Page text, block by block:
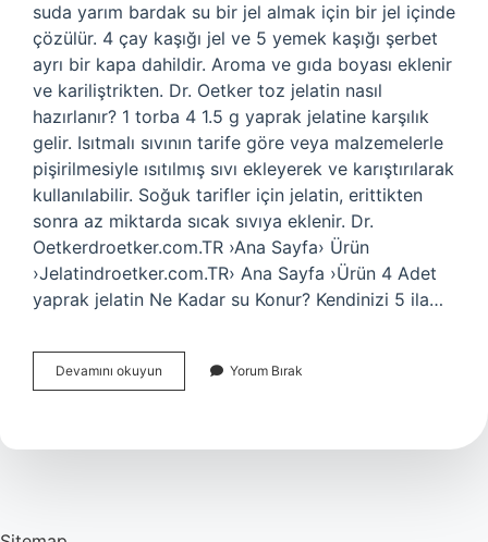
suda yarım bardak su bir jel almak için bir jel içinde
çözülür. 4 çay kaşığı jel ve 5 yemek kaşığı şerbet
ayrı bir kapa dahildir. Aroma ve gıda boyası eklenir
ve kariliştrikten. Dr. Oetker toz jelatin nasıl
hazırlanır? 1 torba 4 1.5 g yaprak jelatine karşılık
gelir. Isıtmalı sıvının tarife göre veya malzemelerle
pişirilmesiyle ısıtılmış sıvı ekleyerek ve karıştırılarak
kullanılabilir. Soğuk tarifler için jelatin, erittikten
sonra az miktarda sıcak sıvıya eklenir. Dr.
Oetkerdroetker.com.TR ›Ana Sayfa› Ürün
›Jelatindroetker.com.TR› Ana Sayfa ›Ürün 4 Adet
yaprak jelatin Ne Kadar su Konur? Kendinizi 5 ila…
Devamını okuyun
Oetker
Bardak
Yorum Bırak